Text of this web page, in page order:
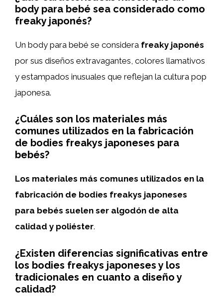
body para bebé sea considerado como
freaky japonés?
Un body para bebé se considera freaky japonés
por sus diseños extravagantes, colores llamativos
y estampados inusuales que reflejan la cultura pop
japonesa.
¿Cuáles son los materiales más
comunes utilizados en la fabricación
de bodies freakys japoneses para
bebés?
Los materiales más comunes utilizados en la
fabricación de bodies freakys japoneses
para bebés suelen ser algodón de alta
calidad y poliéster.
¿Existen diferencias significativas entre
los bodies freakys japoneses y los
tradicionales en cuanto a diseño y
calidad?